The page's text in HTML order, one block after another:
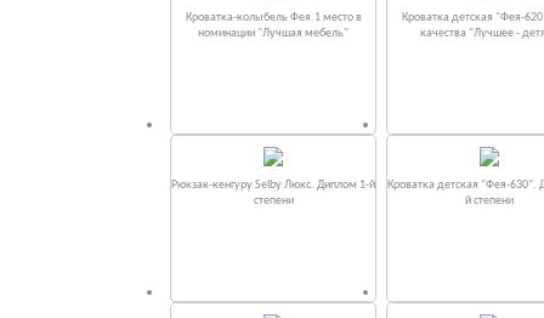
Кроватка-колыбель Фея.1 место в
номинации "Лучшая мебель"
Кроватка детская "Фея-
качества "Лучшее -
Рюкзак-кенгуру Selby Люкс. Диплом 1-й
степени
Кроватка детская "Фея-630".
й степени